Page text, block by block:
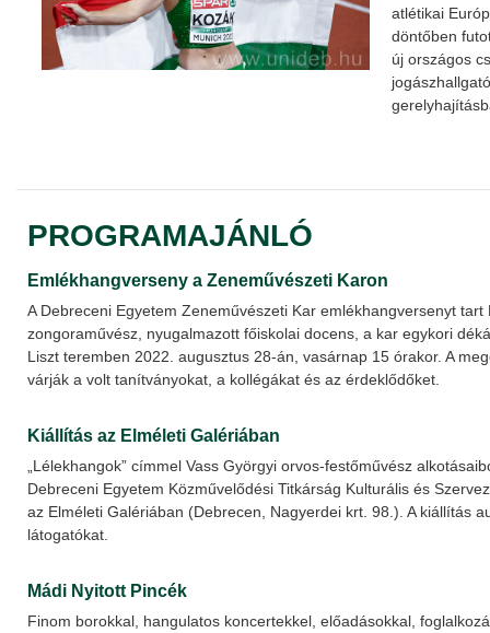
atlétikai
döntőben
új országos
PROGRAMAJÁNLÓ
Emlékhangverseny a Zeneművészeti Karon
A Debreceni Egyetem Zeneművészeti Kar emlékhangversenyt tart
zongoraművész, nyugalmazott főiskolai docens, a kar egykori
Liszt teremben 2022. augusztus 28-án, vasárnap 15 órakor. A
várják a volt tanítványokat, a kollégákat és az érdeklődőket.
Kiállítás az Elméleti Galériában
„Lélekhangok” címmel Vass Györgyi orvos-festőművész
Debreceni Egyetem Közművelődési Titkárság Kulturális és
az Elméleti Galériában (Debrecen, Nagyerdei krt. 98.). A kiállítás
látogatókat.
Mádi Nyitott Pincék
Finom borokkal, hangulatos koncertekkel, előadásokkal,